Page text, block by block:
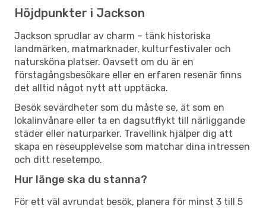
Höjdpunkter i Jackson
Jackson sprudlar av charm – tänk historiska
landmärken, matmarknader, kulturfestivaler och
natursköna platser. Oavsett om du är en
förstagångsbesökare eller en erfaren resenär finns
det alltid något nytt att upptäcka.
Besök sevärdheter som du måste se, ät som en
lokalinvånare eller ta en dagsutflykt till närliggande
städer eller naturparker. Travellink hjälper dig att
skapa en reseupplevelse som matchar dina intressen
och ditt resetempo.
Hur länge ska du stanna?
För ett väl avrundat besök, planera för minst 3 till 5